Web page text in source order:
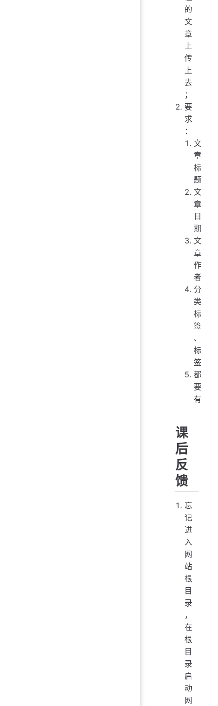
的
文
章
上
传
上
去
；
要
求
：
文
章
标
题
文
章
日
期
文
章
作
者
分
类
标
签
、
标
签
都
要
有
课
后
反
馈
忘
记
进
入
网
站
根
目
录
，
在
根
目
录
启
动
网